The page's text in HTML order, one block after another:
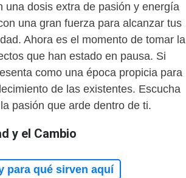
una dosis extra de pasión y energía
una gran fuerza para alcanzar tus
Ahora es el momento de tomar la
que han estado en pausa. Si
como una época propicia para
de las existentes. Escucha
pasión que arde dentro de ti.
y el Cambio
para qué sirven aquí